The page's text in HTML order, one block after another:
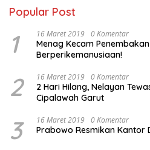
Popular Post
1 16 Maret 2019 0 Komentar
Menag Kecam
Berperikemanusiaan!
2 16 Maret 2019 0 Komentar
2 Hari Hilang, Nelayan
Cipalawah Garut
3 16 Maret 2019 0 Komentar
Prabowo Resmikan Kantor